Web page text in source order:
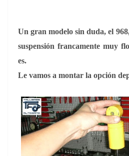
Un gran modelo sin duda, el
suspensión francamente muy
es.
Le vamos a montar la opción